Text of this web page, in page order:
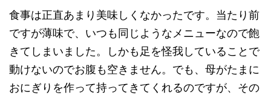
食事は正直あまり美味しくなかったです。当たり前
ですが薄味で、いつも同じようなメニューなので飽
きてしまいました。しかも足を怪我していることで
動けないのでお腹も空きません。でも、母がたまに
おにぎりを作って持ってきてくれるのですが、その